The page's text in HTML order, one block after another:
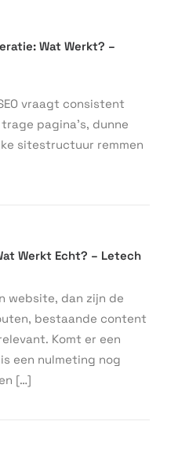
Wat Werkt? –
vraagt consistent
pagina’s, dunne
sitestructuur remmen
Werkt Echt? – Letech
website, dan zijn de
bestaande content
Komt er een
een nulmeting nog
[…]